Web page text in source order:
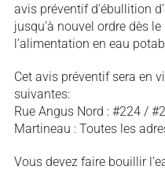
avis préventif d’ébullition
jusqu’à nouvel ordre dès
l’alimentation en eau
Cet avis préventif sera en
suivantes:
Rue Angus Nord : #224 /
Martineau : Toutes les
Vous devez faire bouillir